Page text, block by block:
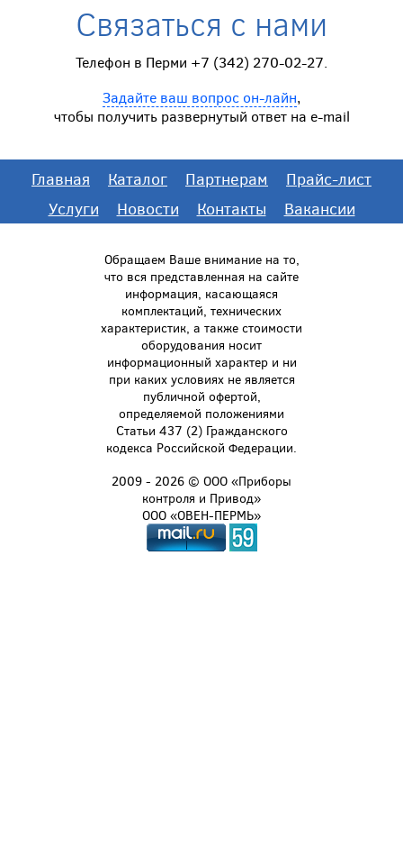
Связаться с нами
Телефон в Перми +7 (342) 270-02-27.
Задайте ваш вопрос он-лайн,
чтобы получить развернутый ответ на e-mail
Главная Каталог Партнерам
Прайс-лист
Услуги
Новости Контакты Вакансии
Обращаем Ваше внимание на то,
что вся представленная на сайте
информация, касающаяся
комплектаций, технических
характеристик, а также стоимости
оборудования носит
информационный характер и ни
при каких условиях не является
публичной офертой,
определяемой положениями
Статьи 437 (2) Гражданского
кодекса Российской Федерации.
2009 - 2026 © ООО «Приборы
контроля и Привод»
ООО «ОВЕН-ПЕРМЬ»